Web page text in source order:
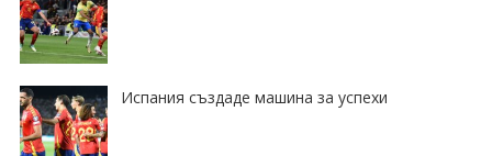
Испания създаде машина за успехи